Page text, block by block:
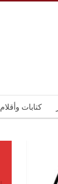
كتابات وأقلام